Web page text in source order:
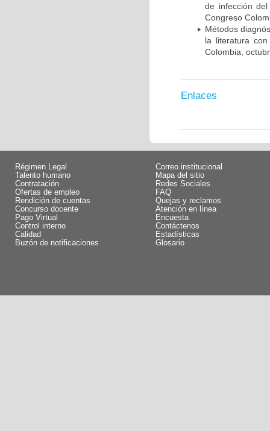
de infección
Congreso
Métodos
la literatura
Colombia,
Enlaces
Régimen Legal
Talento humano
Contratación
Ofertas de empleo
Rendición de cuentas
Concurso docente
Pago Virtual
Control interno
Calidad
Buzón de notificaciones
Correo institucional
Mapa del sitio
Redes Sociales
FAQ
Quejas y reclamos
Atención en línea
Encuesta
Contáctenos
Estadísticas
Glosario